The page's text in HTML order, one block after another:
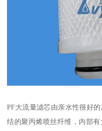
PF大流量滤芯由亲水性很好
结的聚丙烯喷丝纤维，内部